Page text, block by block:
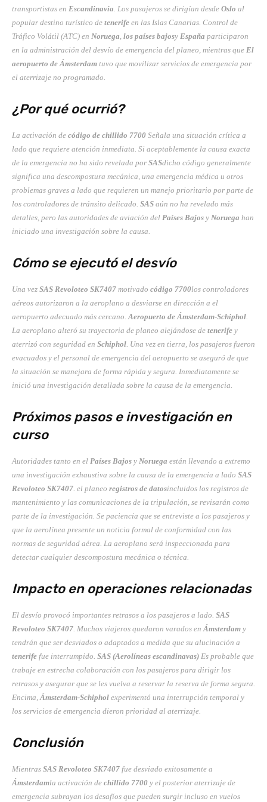
transportistas en Escandinavia. Los pasajeros se dirigían desde Oslo al
popular destino turístico de tenerife en las Islas Canarias. Control de
Tráfico Volátil (ATC) en Noruega, los países bajosy España participaron
en la administración del desvío de emergencia del planeo, mientras que El
aeropuerto de Ámsterdam tuvo que movilizar servicios de emergencia por
el aterrizaje no programado.
¿Por qué ocurrió?
La activación de código de chillido 7700 Señala una situación crítica a
lado que requiere atención inmediata. Si aceptablemente la causa exacta
de la emergencia no ha sido revelada por SASdicho código generalmente
significa una descompostura mecánica, una emergencia médica u otros
problemas graves a lado que requieren un manejo prioritario por parte de
los controladores de tránsito delicado. SAS aún no ha revelado más
detalles, pero las autoridades de aviación del Países Bajos y Noruega han
iniciado una investigación sobre la causa.
Cómo se ejecutó el desvío
Una vez SAS Revoloteo SK7407 motivado código 7700los controladores
aéreos autorizaron a la aeroplano a desviarse en dirección a el
aeropuerto adecuado más cercano.Aeropuerto de Ámsterdam-Schiphol.
La aeroplano alteró su trayectoria de planeo alejándose de tenerife y
aterrizó con seguridad en Schiphol. Una vez en tierra, los pasajeros fueron
evacuados y el personal de emergencia del aeropuerto se aseguró de que
la situación se manejara de forma rápida y segura. Inmediatamente se
inició una investigación detallada sobre la causa de la emergencia.
Próximos pasos e investigación en
curso
Autoridades tanto en el Países Bajos y Noruega están llevando a extremo
una investigación exhaustiva sobre la causa de la emergencia a lado SAS
Revoloteo SK7407. el planeo registros de datosincluidos los registros de
mantenimiento y las comunicaciones de la tripulación, se revisarán como
parte de la investigación. Se paciencia que se entreviste a los pasajeros y
que la aerolínea presente un noticia formal de conformidad con las
normas de seguridad aérea. La aeroplano será inspeccionada para
detectar cualquier descompostura mecánica o técnica.
Impacto en operaciones relacionadas
El desvío provocó importantes retrasos a los pasajeros a lado. SAS
Revoloteo SK7407. Muchos viajeros quedaron varados enÁmsterdam y
tendrán que ser desviados o adaptados a medida que su alucinación a
tenerife fue interrumpido. SAS (Aerolíneas escandinavas) Es probable que
trabaje en estrecha colaboración con los pasajeros para dirigir los
retrasos y asegurar que se les vuelva a reservar la reserva de forma segura.
Encima,Ámsterdam-Schiphol experimentó una interrupción temporal y
los servicios de emergencia dieron prioridad al aterrizaje.
Conclusión
Mientras SAS Revoloteo SK7407 fue desviado exitosamente a
Ámsterdamla activación de chillido 7700 y el posterior aterrizaje de
emergencia subrayan los desafíos que pueden surgir incluso en vuelos